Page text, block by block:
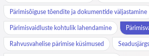
Pärimisõiguse tõendite ja dokumentide väljastamine
Pärimisvaidluste kohtulik lahendamine
Rahvusvahelise pärimise küsimused